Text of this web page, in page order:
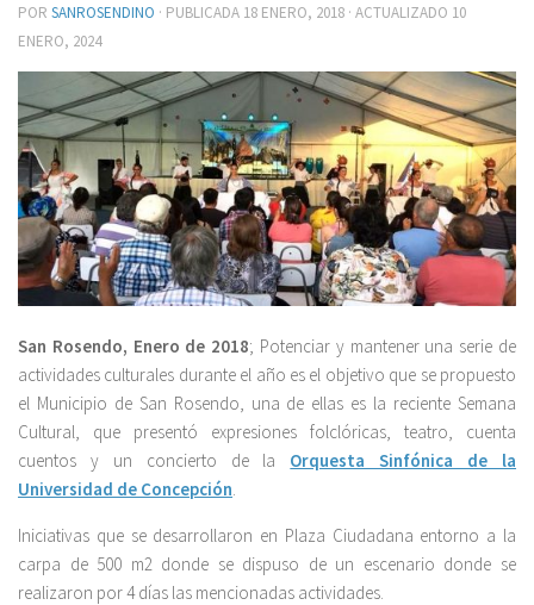
POR SANROSENDINO · PUBLICADA 18 ENERO, 2018 · ACTUALIZADO 10
ENERO, 2024
San Rosendo, Enero de 2018; Potenciar y mantener una serie de
actividades culturales durante el año es el objetivo que se propuesto
el Municipio de San Rosendo, una de ellas es la reciente Semana
Cultural, que presentó expresiones folclóricas, teatro, cuenta
cuentos y un concierto de la Orquesta Sinfónica de la
Universidad de Concepción
Iniciativas que se desarrollaron en Plaza Ciudadana entorno a la
carpa de 500 m2 donde se dispuso de un escenario donde se
realizaron por 4 días las mencionadas actividades.